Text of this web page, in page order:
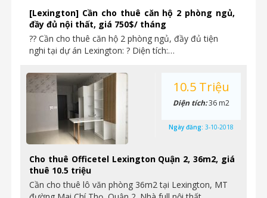
[Lexington] Cần cho thuê căn hộ 2 phòng ngủ,
đầy đủ nội thất, giá 750$/ tháng
?? Cần cho thuê căn hộ 2 phòng ngủ, đầy đủ tiện
nghi tại dự án Lexington: ? Diện tích:…
Cho thuê Officetel Lexington Quận 2, 36m2, giá
thuê 10.5 triệu
Cần cho thuê lô văn phòng 36m2 tại Lexington, MT
10.5 Triệu
Diện tích:36 m2
Ngày đăng: 3-10-2018